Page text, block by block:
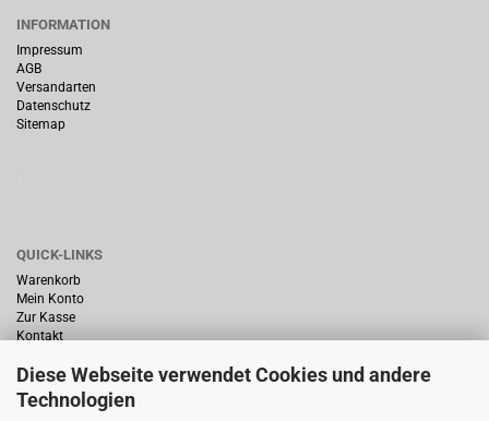
Diese Webseite verwendet Cookies und andere
Technologien
INFORMATION
Impressum
AGB
Versandarten
Datenschutz
Sitemap
QUICK-LINKS
Warenkorb
Mein Konto
Zur Kasse
Kontakt